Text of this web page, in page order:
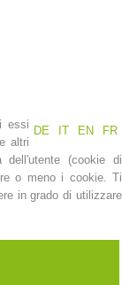
DE
IT EN FR
essi
altri
(cookie di
o meno i cookie. Ti
in grado di utilizzare